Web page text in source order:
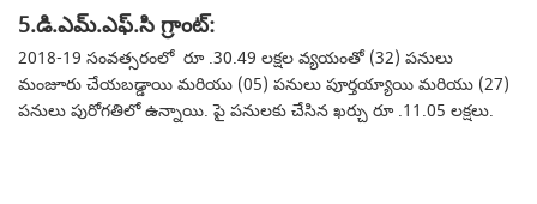
5.డి.ఎమ్.ఎఫ్.సి గ్రాంట్:
2018-19 సంవత్సరంలో రూ .30.49 లక్షల వ్యయంతో (32) పనులు
మంజూరు చేయబడ్డాయి మరియు (05) పనులు పూర్తయ్యాయి మరియు (27)
పనులు పురోగతిలో ఉన్నాయి. పై పనులకు చేసిన ఖర్చు రూ .11.05 లక్షలు.